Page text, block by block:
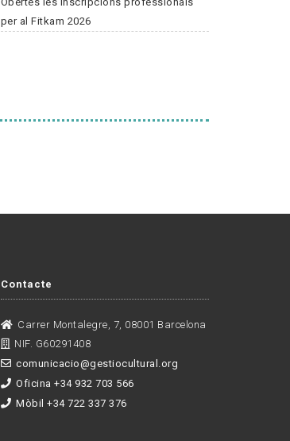
per al Fitkam 2026
Contacte
Carrer Montalegre, 7, 08001 Barcelona
NIF. G60291408
comunicacio@gestiocultural.org
Oficina +34 932 703 566
Mòbil +34 722 337 376